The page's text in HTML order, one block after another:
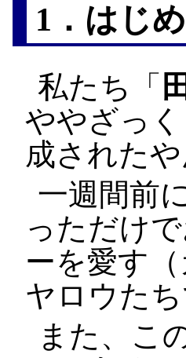
1．はじ
私たち「
ややざっ
成された
一週間前
っただけ
ーを愛す
ヤロウた
また、こ